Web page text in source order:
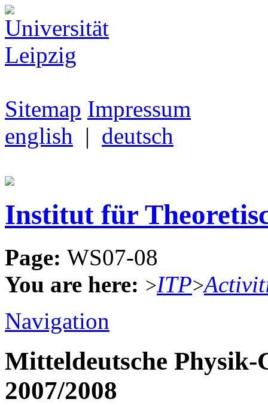
Sitemap Impressum
english | deutsch
Institut für
Page: WS07-08
You are here: >ITP>
Navigation
Mitteldeutsche Physik-
2007/2008